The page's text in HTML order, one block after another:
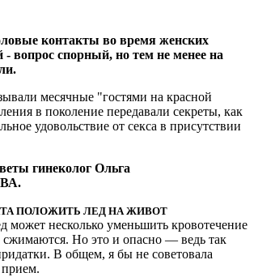
контакты во время женских
- вопрос спорный, но тем не менее на
месячные "гостями на красной
в поколение передавали секреты, как
удовольствие от секса в присутствии
гинеколог Ольга
ПОЛОЖИТЬ ЛЕД НА ЖИВОТ
может несколько уменьшить кровотечение
сжимаются. Но это и опасно — ведь так
В общем, я бы не советовала
прием.